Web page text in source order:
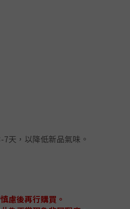
天，以降低新品氣味。
慮後再行購買。